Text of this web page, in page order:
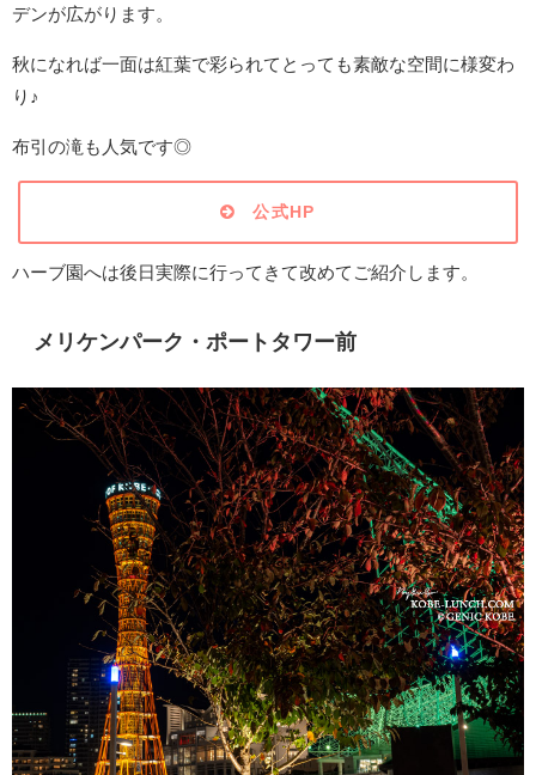
デンが広がります。
秋になれば一面は紅葉で彩られてとっても素敵な空間に様変わ
り♪
布引の滝も人気です◎
公式HP
ハーブ園へは後日実際に行ってきて改めてご紹介します。
メリケンパーク・ポートタワー前